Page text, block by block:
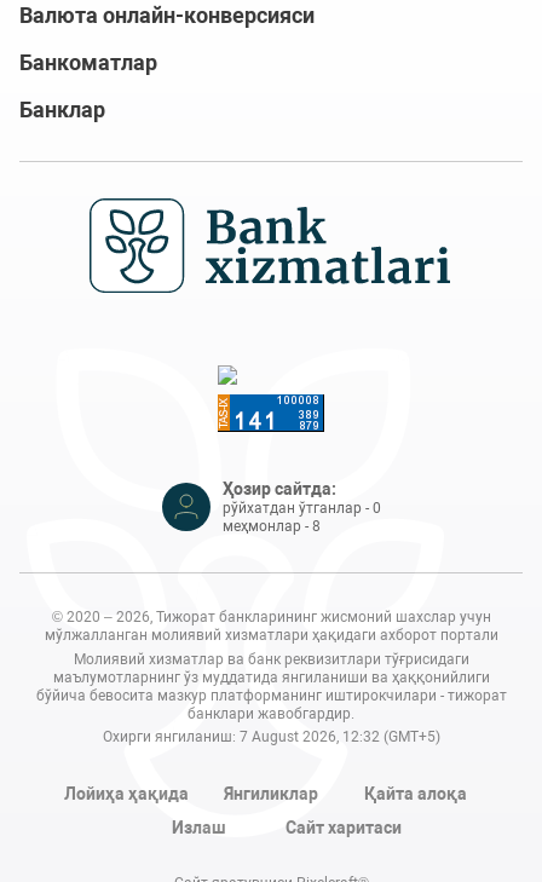
Валюта онлайн-конверсияси
Банкоматлар
Банклар
Ҳозир сайтда:
рўйхатдан ўтганлар - 0
меҳмонлар - 8
© 2020 – 2026, Тижорат банкларининг жисмоний шахслар учун
мўлжалланган молиявий хизматлари ҳақидаги ахборот портали
Молиявий хизматлар ва банк реквизитлари тўғрисидаги
маълумотларнинг ўз муддатида янгиланиши ва ҳаққонийлиги
бўйича бевосита мазкур платформанинг иштирокчилари - тижорат
банклари жавобгардир.
Охирги янгиланиш: 7 August 2026, 12:32 (GMT+5)
Лойиҳа ҳақида Янгиликлар
Қайта алоқа
Излаш
Сайт харитаси